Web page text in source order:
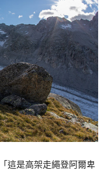
這是高架走繩登阿爾卑